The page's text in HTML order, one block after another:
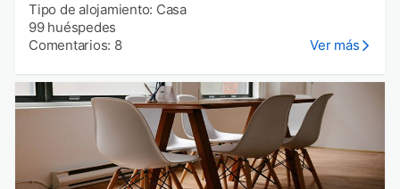
Tipo de alojamiento: Casa
99 huéspedes
Comentarios: 8
Ver más